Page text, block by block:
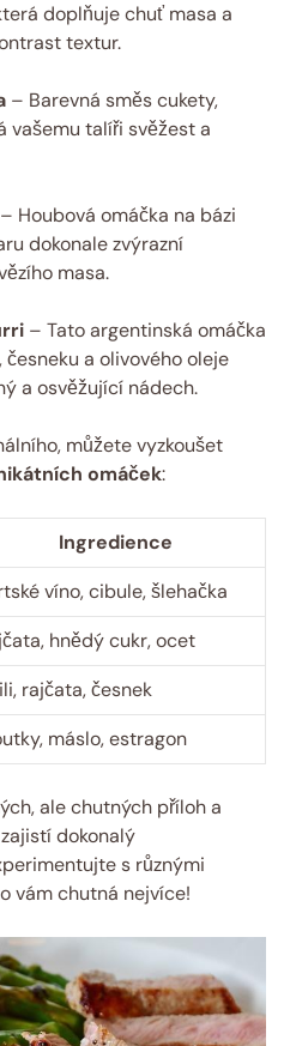
doplňuje chuť masa a
textur.
– Barevná směs cukety,
vašemu talíři svěžest a
– Houbová omáčka na bázi
dokonale zvýrazní
masa.
– Tato argentinská omáčka
a olivového oleje
a osvěžující nádech.
můžete vyzkoušet
omáček:
Ingredience
víno, cibule, šlehačka
hnědý cukr, ocet
rajčata, česnek
máslo, estragon
ale chutných příloh a
dokonalý
s různými
vám chutná nejvíce!